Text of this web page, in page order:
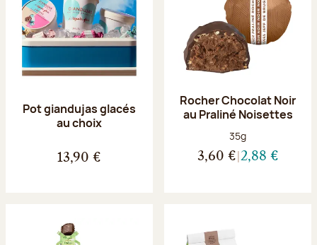
Pot giandujas glacés
au choix
13,90 €
Rocher Chocolat Noir
au Praliné Noisettes
Poids net :
35g
3,60 € 2,88 €